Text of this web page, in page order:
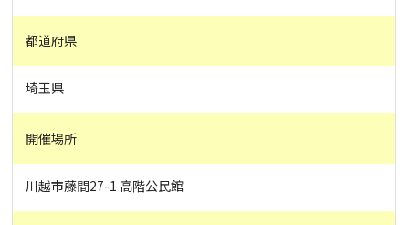
都道府県
埼玉県
開催場所
川越市藤間27-1 高階公民館